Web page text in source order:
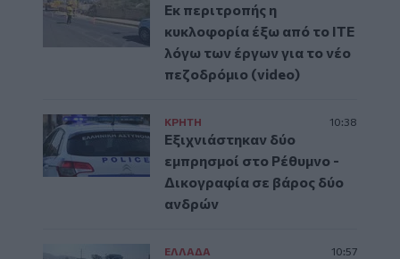
Εκ περιτροπής η
κυκλοφορία έξω από το ΙΤΕ
λόγω των έργων για το νέο
πεζοδρόμιο (video)
ΚΡΗΤΗ 10:38
Εξιχνιάστηκαν δύο
εμπρησμοί στο Ρέθυμνο -
Δικογραφία σε βάρος δύο
ανδρών
ΕΛΛAΔΑ 10:57